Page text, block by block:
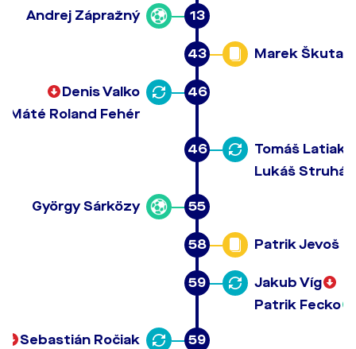
13
Andrej Zápražný
43 Marek Škuta
46
Denis Valko
Máté Roland Fehér
46
Tomáš Latiak
Lukáš Struhár
55
György Sárközy
58 Patrik Jevoš
59
Jakub Víg
Patrik Fecko
59
Sebastián Ročiak